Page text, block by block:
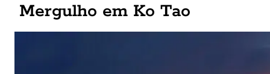
Mergulho em Ko Tao